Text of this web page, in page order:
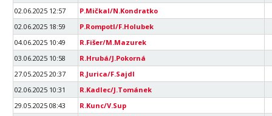
02.06.2025 12:57
P.Mičkal/N.Kondratko
02.06.2025 18:59
P.Rompotl/F.Holubek
04.06.2025 10:49
R.Fišer/M.Mazurek
03.06.2025 10:58
R.Hrubá/J.Pokorná
27.05.2025 20:37
R.Jurica/F.Sajdl
02.06.2025 10:31
R.Kadlec/J.Tománek
29.05.2025 08:43
R.Kunc/V.Sup